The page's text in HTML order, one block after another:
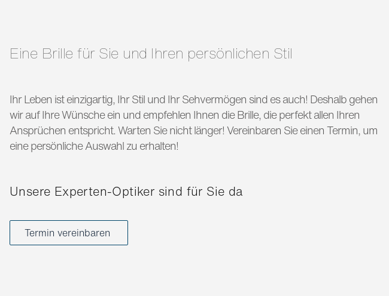
Eine Brille für Sie und Ihren persönlichen Stil
Ihr Leben ist einzigartig, Ihr Stil und Ihr Sehvermögen sind es auch! Deshalb gehen
wir auf Ihre Wünsche ein und empfehlen Ihnen die Brille, die perfekt allen Ihren
Ansprüchen entspricht. Warten Sie nicht länger! Vereinbaren Sie einen Termin, um
eine persönliche Auswahl zu erhalten!
Unsere Experten-Optiker sind für Sie da
Termin vereinbaren